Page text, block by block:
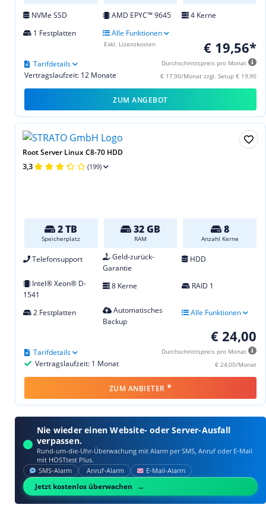
NVMe SSD AMD EPYC™ 9645
4 Kerne
1 Festplatten
Alle Funktionen
€ 19,56*
Durchschnittspreis pro Monat
€ 17,90/Monat zzgl. Setup € 19,90
Vertragslaufzeit: 12 Monate
Tarifdetails
Exkl. Lizenzkosten
ZUM ANGEBOT
Root Server Linux C8-70 HDD
3,3 (199)
2 TB
Speicherplatz
32 GB
RAM
8
Anzahl Kerne
Telefonsupport
Geld-zurück-
Garantie
HDD
Intel® Xeon® D-
1541
8 Kerne RAID 1
2 Festplatten
Automatisches
Backup
Alle Funktionen
€ 24,00
Durchschnittspreis pro Monat
€ 24,00/Monat
Vertragslaufzeit: 1 Monat
Tarifdetails
ZUM ANBIETER *
Nie wieder einen Website- oder Server-Ausfall
verpassen.
Rund-um-die-Uhr-Überwachung mit Alarm per SMS, Anruf oder E‑Mail
mit HOSTtest Plus.
SMS‑Alarm Anruf‑Alarm E‑Mail‑Alarm
Jetzt kostenlos überwachen